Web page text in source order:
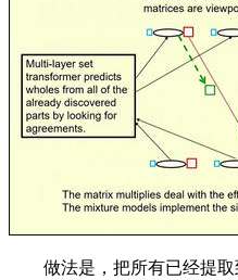
做法是，把所有已经提取